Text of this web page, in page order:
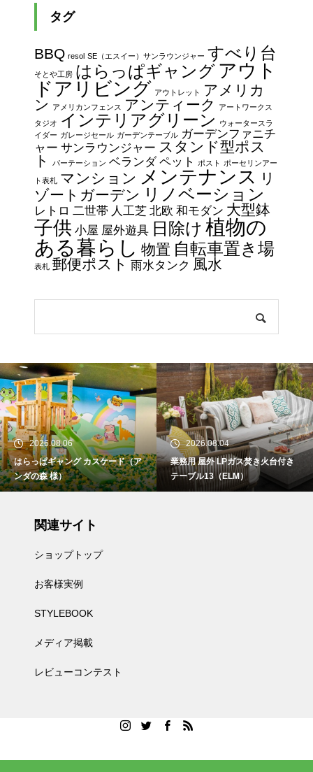
タグ
BBQ resol SE（エスイー）サンラウンジャー すべり台
そとや工房 はらっぱギャング アウト
ドアリビング アウトレット
アメリカ
ン
アメリカンフェンス アンティーク
アートワークス
タジオ インテリアグリーン
ウォータースラ
イダー ガレージセール ガーデンテーブル ガーデンファニチ
ャー サンラウンジャー スタンド型ポス
ト
パーテーション ベランダ ペット ポスト ポーセリンアー
ト表札 マンション メンテナンス リ
ゾートガーデン リノベーション
レトロ 二世帯 人工芝 北欧 和モダン 大型鉢
子供 小屋 屋外遊具 日除け 植物の
ある暮らし 物置 自転車置き場
表札 郵便ポスト 雨水タンク 風水
2026.08.06
はらっぱギャング カスケード（ア
ンダの森 様）
2026.08.04
業務用 屋外 LPガス焚き火台付き
テーブル13（ELM）
関連サイト
ショップトップ
お客様実例
STYLEBOOK
メディア掲載
レビューコンテスト